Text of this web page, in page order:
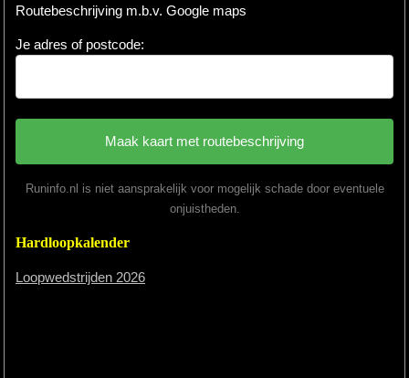
Routebeschrijving m.b.v. Google maps
Je adres of postcode:
Runinfo.nl is niet aansprakelijk voor mogelijk schade door eventuele
onjuistheden.
Hardloopkalender
Loopwedstrijden 2026